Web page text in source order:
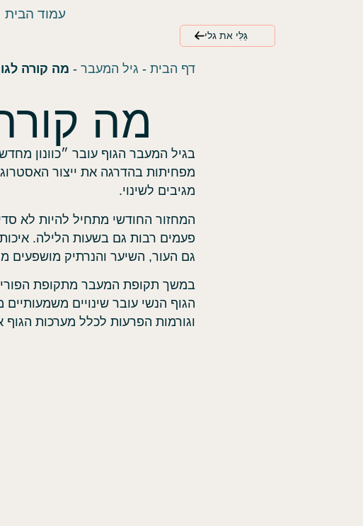
עמוד הבית
גַּלִּי את גלי
דף הבית - גיל המעבר - מה קורה
מה
בגיל המעבר הגוף עובר ״כוונון
מפחיתות בהדרגה את ייצור
מגיבים לשינוי.
המחזור החודשי מתחיל להיות לא
פעמים רבות גם בשעות הלילה.
גם העור, השיער והנרתיק מושפעים
במשך תקופת המעבר מתקופת
הגוף הנשי עובר שינויים משמעותיים
וגורמות הפרעות לכלל מערכות